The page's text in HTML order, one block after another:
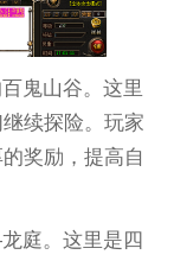
鬼山谷。这里
续探险。玩家
奖励，提高自
庭。这里是四